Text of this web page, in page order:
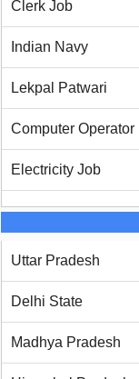
Clerk Job
Indian Navy
Lekpal Patwari
Computer Operator
Electricity Job
Uttar Pradesh
Delhi State
Madhya Pradesh